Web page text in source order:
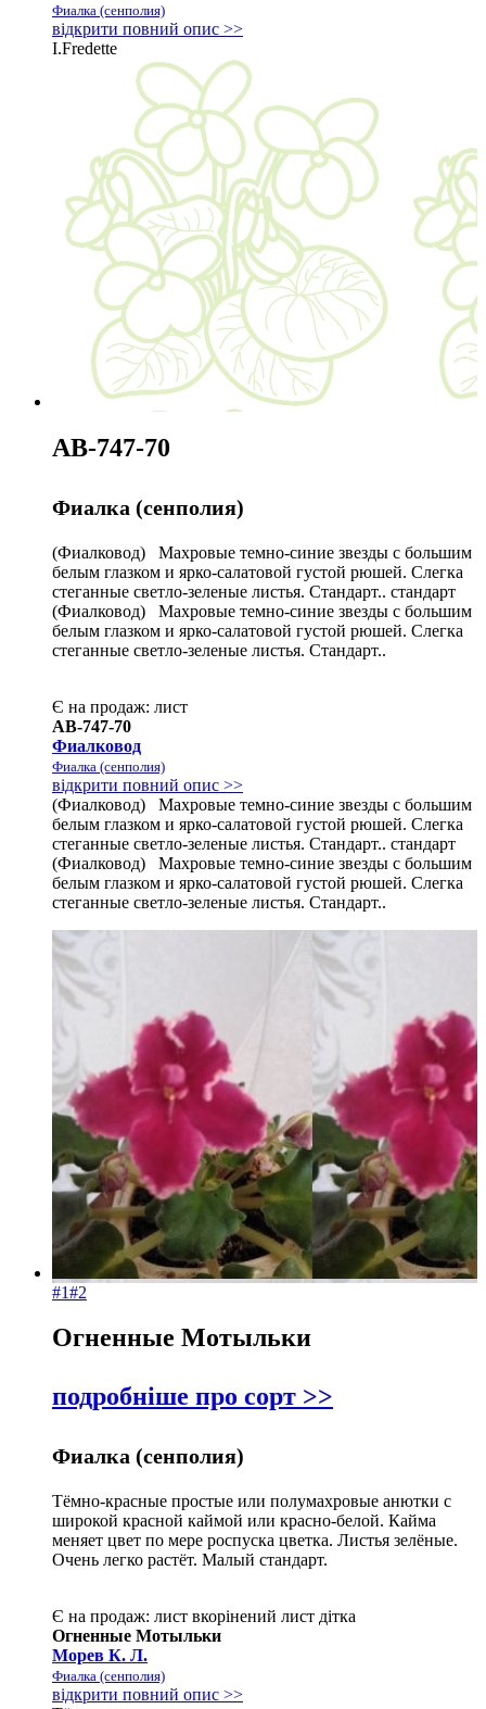
Фиалка (сенполия)
відкрити повний опис >>
I.Fredette
АВ-747-70
Фиалка (сенполия)
(Фиалковод) Махровые темно-синие звезды с большим
белым глазком и ярко-салатовой густой рюшей. Слегка
стеганные светло-зеленые листья. Стандарт.. стандарт
(Фиалковод) Махровые темно-синие звезды с большим
белым глазком и ярко-салатовой густой рюшей. Слегка
стеганные светло-зеленые листья. Стандарт..
Є на продаж: лист
АВ-747-70
Фиалковод
Фиалка (сенполия)
відкрити повний опис >>
(Фиалковод) Махровые темно-синие звезды с большим
белым глазком и ярко-салатовой густой рюшей. Слегка
стеганные светло-зеленые листья. Стандарт.. стандарт
(Фиалковод) Махровые темно-синие звезды с большим
белым глазком и ярко-салатовой густой рюшей. Слегка
стеганные светло-зеленые листья. Стандарт..
#1#2
Огненные Мотыльки
подробніше про сорт >>
Фиалка (сенполия)
Тёмно-красные простые или полумахровые анютки с
широкой красной каймой или красно-белой. Кайма
меняет цвет по мере роспуска цветка. Листья зелёные.
Очень легко растёт. Малый стандарт.
Є на продаж: лист вкорінений лист дітка
Огненные Мотыльки
Морев К. Л.
Фиалка (сенполия)
відкрити повний опис >>